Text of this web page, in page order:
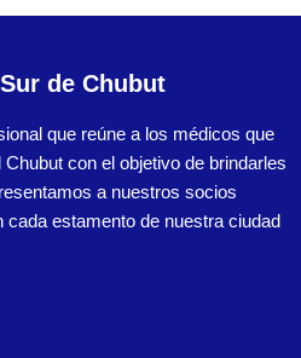
de Chubut
que reúne a los médicos que
con el objetivo de brindarles
a nuestros socios
cada estamento de nuestra ciudad